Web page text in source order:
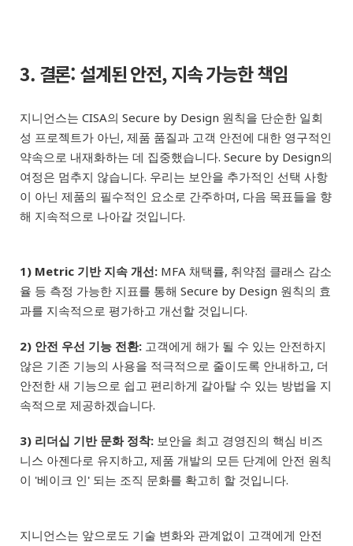
3. 결론: 설계된 안전, 지속 가능한 책임
지니언스는 CISA의 Secure by Design 원칙을 단순한 일회
성 프로젝트가 아닌, 제품 품질과 고객 안전에 대한 영구적인
약속으로 내재화하는 데 집중했습니다. Secure by Design의
여정은 멈추지 않습니다. 우리는 보안을 추가적인 선택 사항
이 아닌 제품의 필수적인 요소로 간주하며, 다음 목표들을 향
해 지속적으로 나아갈 것입니다.
1) Metric 기반 지속 개선: MFA 채택률, 취약점 클래스 감소
율 등 측정 가능한 지표를 통해 Secure by Design 원칙의 효
과를 지속적으로 평가하고 개선할 것입니다.
2) 안전 우선 기능 전환: 고객에게 해가 될 수 있는 안전하지
않은 기존 기능의 사용을 적극적으로 줄이도록 안내하고, 더
안전한 새 기능으로 쉽고 편리하게 갈아탈 수 있는 방법을 지
속적으로 제공하겠습니다.
3) 리더십 기반 문화 정착: 보안을 최고 경영진의 핵심 비즈
니스 아젠다로 유지하고, 제품 개발의 모든 단계에 안전 원칙
이 '베이크 인' 되는 조직 문화를 확고히 할 것입니다.
지니언스는 앞으로도 기술 변화와 관계없이 고객에게 안전